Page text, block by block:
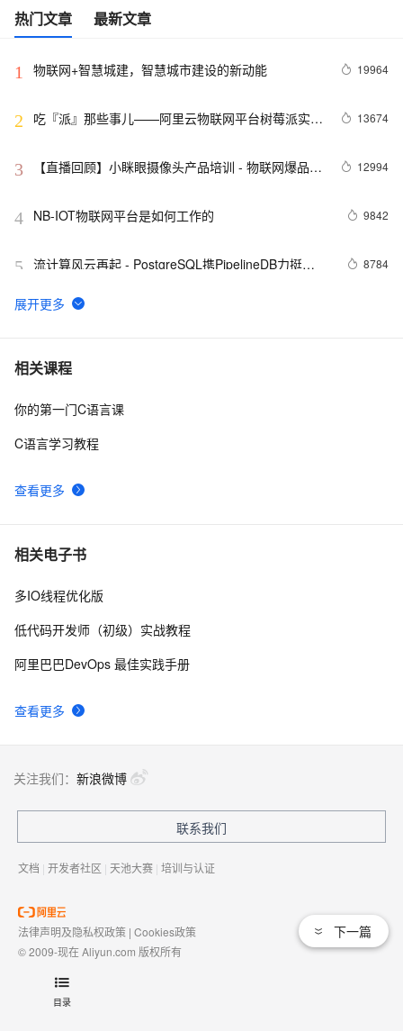
目录
热门文章 最新文章
1 物联网+智慧城建，智慧城市建设的新动能 19964
2
吃『派』那些事儿——阿里云物联网平台树莓派实战
13674
3
【直播回顾】小眯眼摄像头产品培训 - 物联网爆品推
12994
4 NB-IOT物联网平台是如何工作的 9842
5 流计算风云再起 - PostgreSQL携PipelineDB力挺
8784
6 AIoT开发者社区布道激励计划
7 全新版本MongoDB数据存储席卷物联网
8 学术界关于HBase在物联网/车联网/互联网/金融/高能
相关课程
查看更多
你的第一门C语言课
C语言学习教程
相关电子书
查看更多
多IO线程优化版
低代码开发师（初级）实战教程
阿里巴巴DevOps 最佳实践手册
下一篇
关注我们： 新浪微博
联系我们
文档 | 开发者社区 | 天池大赛 | 培训与认证
法律声明及隐私权政策 | Cookies政策
© 2009-现在 Aliyun.com 版权所有
域名注册服务机构许可：